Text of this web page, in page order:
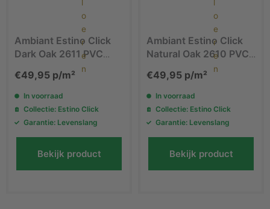
Ambiant Estino Click
Dark Oak 2611 PVC
€49,95 p/m²
In voorraad
Collectie: Estino Click
Garantie: Levenslang
Bekijk product
Ambiant Estino Click
Natural Oak 2610 PVC
€49,95 p/m²
In voorraad
Collectie: Estino Click
Garantie: Levenslang
Bekijk product